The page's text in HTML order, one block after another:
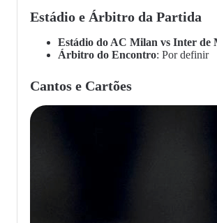
Estádio e Árbitro da Partida
Estádio do AC Milan vs Inter de
Árbitro do Encontro: Por definir
Cantos e Cartões